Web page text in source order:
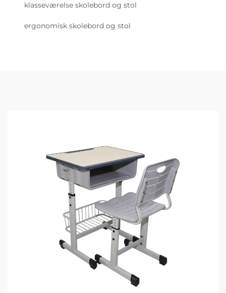
klasseværelse skolebord og stol
ergonomisk skolebord og stol